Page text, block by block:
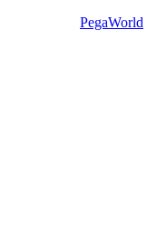
PegaWorld